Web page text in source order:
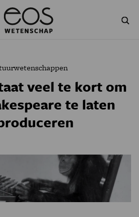
GESCHIEDENIS
AGENDA
veel te kort om
te laten